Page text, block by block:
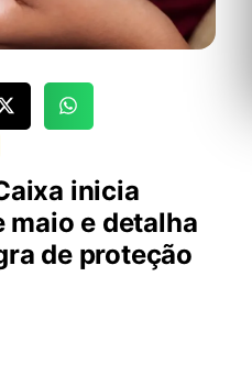
inicia
maio e detalha
de proteção